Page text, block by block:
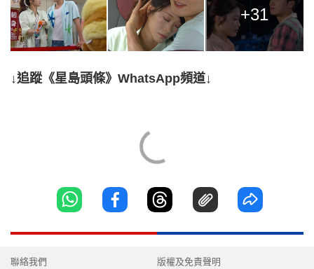
+31
↓追蹤《星島頭條》WhatsApp頻道↓
聯絡我們 版權及免責聲明